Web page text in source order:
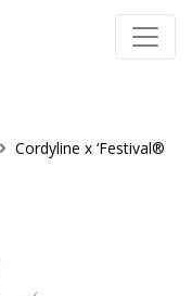
Cordyline x ‘Festival®